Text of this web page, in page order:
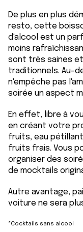
De plus en plus
resto, cette
d'alcool est un
moins
sont très saines
traditionnels. Au-
n'empêche pas
soirée un aspect
En effet, libre à
en créant votre
fruits, eau
fruits frais. Vous
organiser des
de mocktails
Autre avantage,
voiture ne sera
*Cocktails sans alcool